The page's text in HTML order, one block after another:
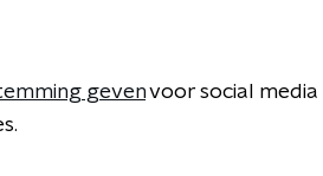
gevenvoor social media